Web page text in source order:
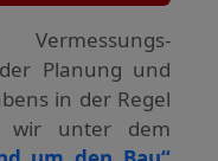
Planung und
in der Regel
wir unter dem